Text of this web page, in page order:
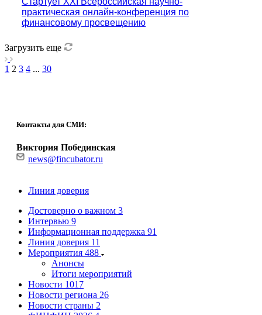
практическая онлайн-конференция по
финансовому просвещению
Загрузить еще
1 2 3 4 ... 30
Контакты для СМИ:
Виктория Побединская
news@fincubator.ru
Линия доверия
Достоверно о важном 3
Интервью 9
Информационная поддержка 91
Линия доверия 11
Мероприятия 488
Анонсы
Итоги мероприятий
Новости 1017
Новости региона 26
Новости страны 2